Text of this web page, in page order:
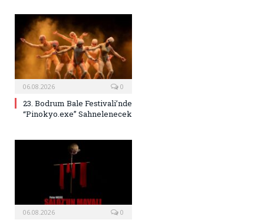
06.08.2026 0
23. Bodrum Bale Festivali’nde
“Pinokyo.exe” Sahnelenecek
06.08.2026 0